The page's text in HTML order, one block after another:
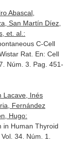
Abascal,
San Martín Díez,
et. al.:
C-Cell
Rat. En: Cell
Núm. 3. Pag. 451-
Lacave, Inés
Fernández
Hugo:
in Human Thyroid
34. Núm. 1.